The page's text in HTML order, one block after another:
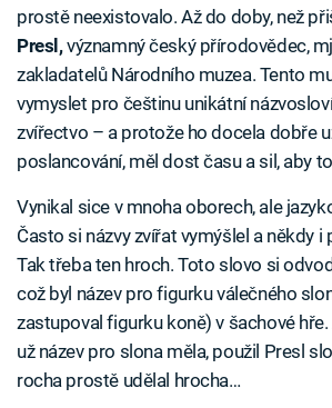
prostě neexistovalo. Až do doby, než
Presl,významný český přírodovědec,
zakladatelů Národního muzea. Tento
vymyslet pro češtinu unikátní
zvířectvo – a protože ho docela dobře
poslancování, měl dost času a sil, aby
Vynikal sice v mnoha oborech, ale
Často si názvy zvířat vymýšlel a někdy i
Tak třeba ten hroch. Toto slovo si
což byl název pro figurku válečného
zastupoval figurku koně) v šachové
už název pro slona měla, použil Presl
rocha prostě udělal hrocha…